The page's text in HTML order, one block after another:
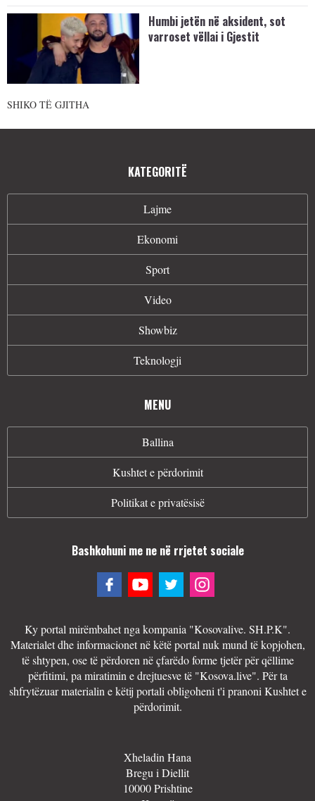
Humbi jetën në aksident, sot
varroset vëllai i Gjestit
SHIKO TË GJITHA
KATEGORITË
Lajme
Ekonomi
Sport
Video
Showbiz
Teknologji
MENU
Ballina
Kushtet e përdorimit
Politikat e privatësisë
Bashkohuni me ne në rrjetet sociale
Ky portal mirëmbahet nga kompania "Kosovalive. SH.P.K".
Materialet dhe informacionet në këtë portal nuk mund të kopjohen,
të shtypen, ose të përdoren në çfarëdo forme tjetër për qëllime
përfitimi, pa miratimin e drejtuesve të "Kosova.live". Për ta
shfrytëzuar materialin e këtij portali obligoheni t'i pranoni Kushtet e
përdorimit.
Xheladin Hana
Bregu i Diellit
10000 Prishtine